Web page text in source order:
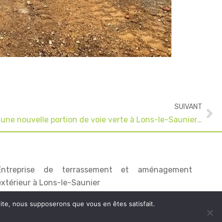
SUIVANT
Création et l’aménagement d’une nouvelle portion de voie verte à Lons-le-Saunier (39)
de terrassement et aménagement
à Lons-le-Saunier
nous supposerons que vous en êtes satisfait.